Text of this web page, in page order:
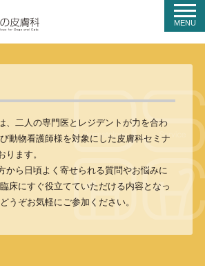
t
o
g
MENU
、二人の専門医とレジデントが力を合わ
動物看護師様を対象にした皮膚科セミナ
ります。
から日頃よく寄せられる質問やお悩みに
床にすぐ役立てていただける内容となっ
どうぞお気軽にご参加ください。